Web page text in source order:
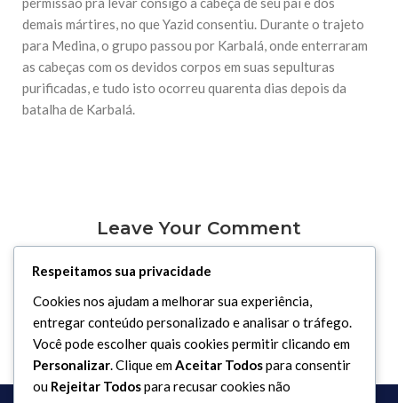
demais mártires, no que Yazid consentiu. Durante o trajeto
para Medina, o grupo passou por Karbalá, onde enterraram
as cabeças com os devidos corpos em suas sepulturas
purificadas, e tudo isto ocorreu quarenta dias depois da
batalha de Karbalá.
Leave Your Comment
Você precisa fazer ologinpara publicar um comentário.
Respeitamos sua privacidade
Cookies nos ajudam a melhorar sua experiência,
entregar conteúdo personalizado e analisar o tráfego.
Você pode escolher quais cookies permitir clicando em
Personalizar. Clique emAceitar Todospara consentir
ou Rejeitar Todospara recusar cookies não